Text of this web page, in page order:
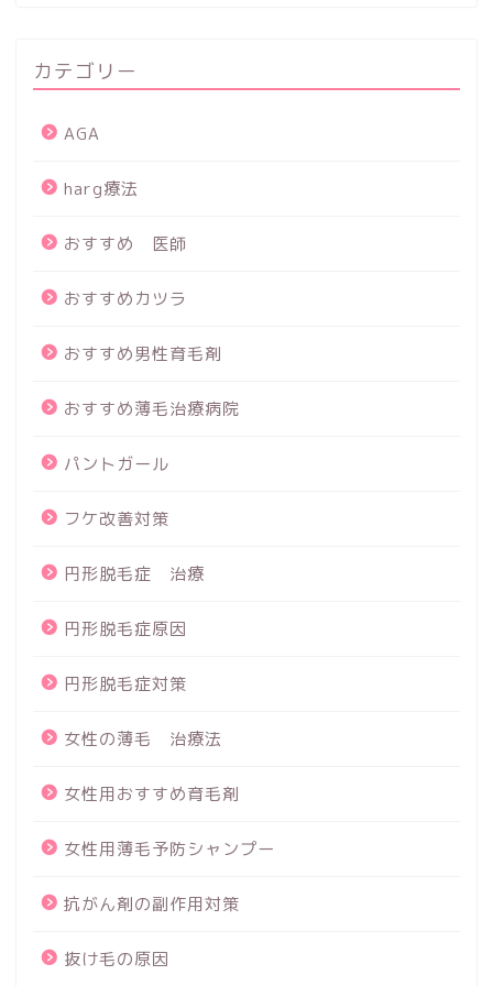
カテゴリー
AGA
harg療法
おすすめ 医師
おすすめカツラ
おすすめ男性育毛剤
おすすめ薄毛治療病院
パントガール
フケ改善対策
円形脱毛症 治療
円形脱毛症原因
円形脱毛症対策
女性の薄毛 治療法
女性用おすすめ育毛剤
女性用薄毛予防シャンプー
抗がん剤の副作用対策
抜け毛の原因